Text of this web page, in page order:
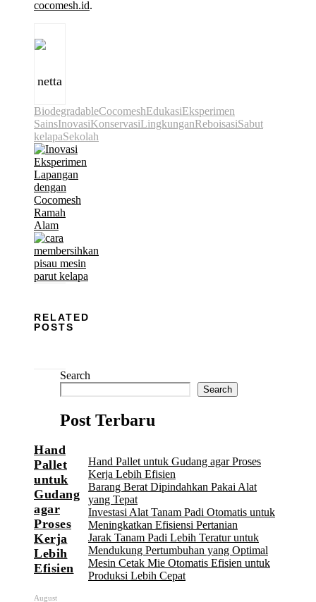
cocomesh.id.
netta
BiodegradableCocomeshEdukasiEksperimen
SainsInovasiKonservasiLingkunganReboisasiSabut
kelapaSekolah
RELATED
POSTS
Hand
Pallet
untuk
Gudang
agar
Proses
Kerja
Lebih
Efisien
August
Search
Search
Post Terbaru
Hand Pallet untuk Gudang agar Proses
Kerja Lebih Efisien
Barang Berat Dipindahkan Pakai Alat
yang Tepat
Investasi Alat Tanam Padi Otomatis untuk
Meningkatkan Efisiensi Pertanian
Jarak Tanam Padi Lebih Teratur untuk
Mendukung Pertumbuhan yang Optimal
Mesin Cetak Mie Otomatis Efisien untuk
Produksi Lebih Cepat